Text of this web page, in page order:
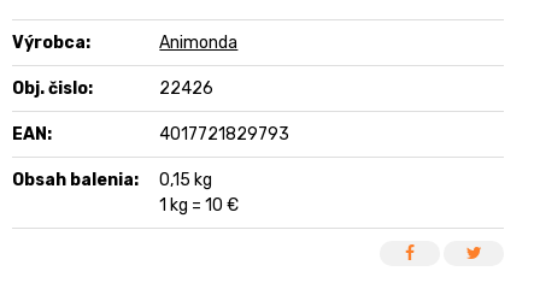
Výrobca: Animonda
Obj. čislo: 22426
EAN: 4017721829793
Obsah balenia:
0,15 kg
1 kg = 10 €